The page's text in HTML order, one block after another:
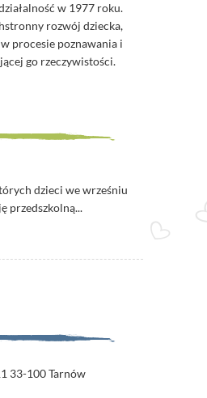
w 1977 roku.
rozwój dziecka,
procesie poznawania i
go rzeczywistości.
dzieci we wrześniu
przedszkolną...
33-100 Tarnów